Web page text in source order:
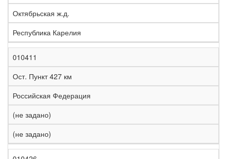
Октябрьская ж.д.
Республика Карелия
010411
Ост. Пункт 427 км
Российская Федерация
(не задано)
(не задано)